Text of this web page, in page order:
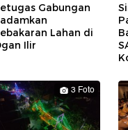
Gabungan
Lahan di
Ilir
3 Foto